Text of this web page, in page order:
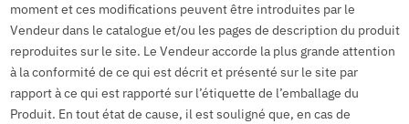
moment et ces modifications peuvent être introduites par le
Vendeur dans le catalogue et/ou les pages de description du produit
reproduites sur le site. Le Vendeur accorde la plus grande attention
à la conformité de ce qui est décrit et présenté sur le site par
rapport à ce qui est rapporté sur l’étiquette de l’emballage du
Produit. En tout état de cause, il est souligné que, en cas de